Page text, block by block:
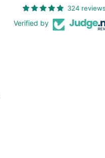
324 reviews
Verified by